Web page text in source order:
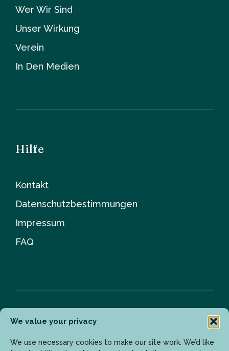
We value your privacy
We use necessary cookies to make our site work. We’d like
Wer Wir Sind
Unser Wirkung
Verein
In Den Medien
Hilfe
Kontakt
Datenschutzbestimmungen
Impressum
FAQ
Newsletter